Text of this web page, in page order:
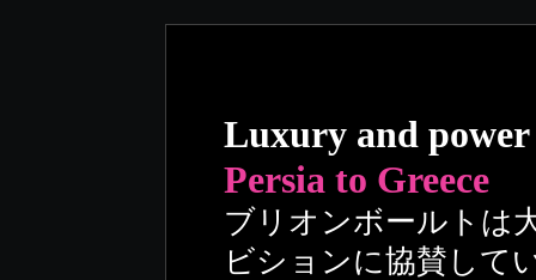
Luxury and power
Persia to Greece
ブリオンボールトは
ビションに協賛して